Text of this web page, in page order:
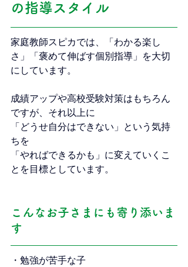
の指導スタイル
家庭教師スピカでは、「わかる楽し
さ」「褒めて伸ばす個別指導」を大切
にしています。
成績アップや高校受験対策はもちろん
ですが、それ以上に
「どうせ自分はできない」という気持
ちを
「やればできるかも」に変えていくこ
とを目標としています。
こんなお子さまにも寄り添いま
す
・勉強が苦手な子